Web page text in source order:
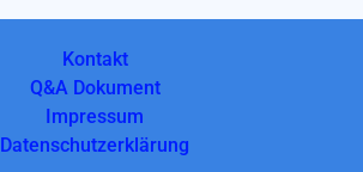
Kontakt
Q&A Dokument
Impressum
Datenschutzerklärung